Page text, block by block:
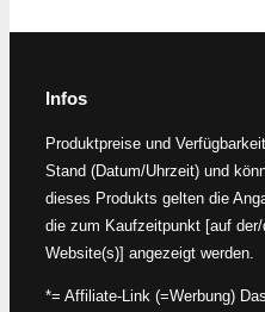
Infos
Produktpreise und
Stand (Datum/Uhrzeit) und
dieses Produkts gelten die
die zum Kaufzeitpunkt [auf
Website(s)] angezeigt werden.
*= Affiliate-Link (=Werbung)